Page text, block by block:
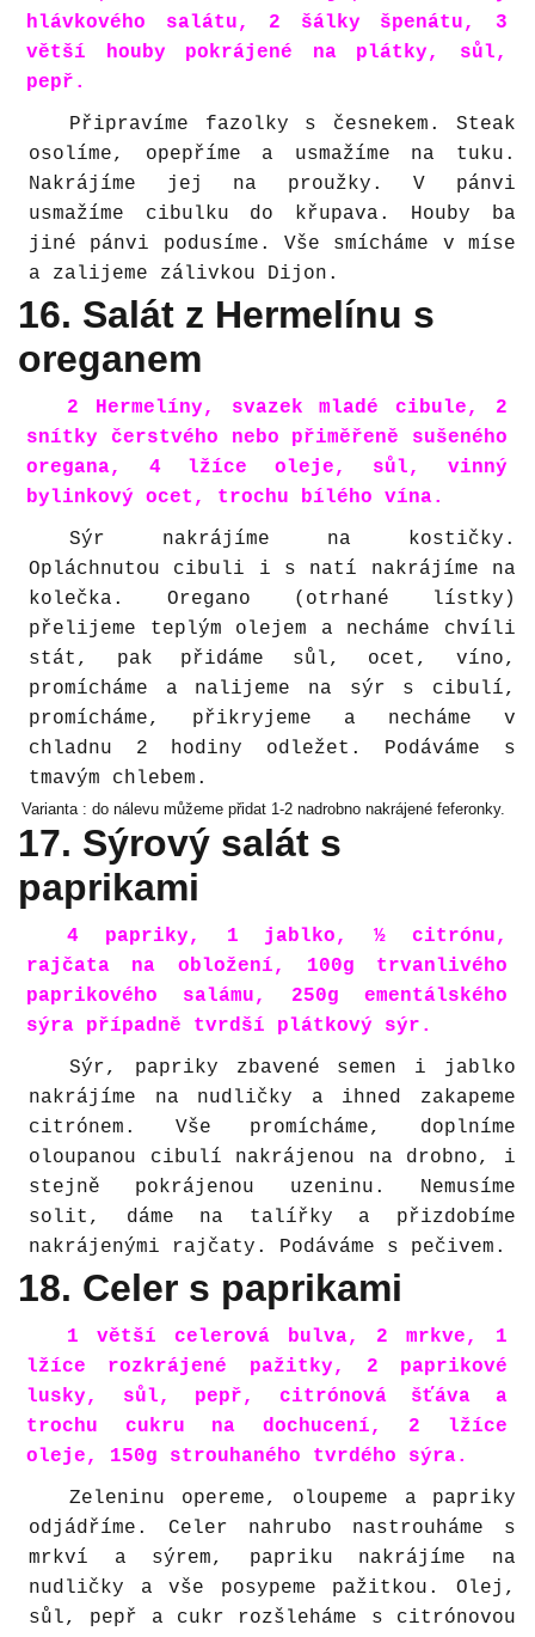
hlávkového salátu, 2 šálky špenátu, 3
větší houby pokrájené na plátky, sůl,
pepř.
Připravíme fazolky s česnekem. Steak
osolíme, opepříme a usmažíme na tuku.
Nakrájíme jej na proužky. V pánvi
usmažíme cibulku do křupava. Houby ba
jiné pánvi podusíme. Vše smícháme v míse
a zalijeme zálivkou Dijon.
16. Salát z Hermelínu s
oreganem
2 Hermelíny, svazek mladé cibule, 2
snítky čerstvého nebo přiměřeně sušeného
oregana, 4 lžíce oleje, sůl, vinný
bylinkový ocet, trochu bílého vína.
Sýr nakrájíme na kostičky.
Opláchnutou cibuli i s natí nakrájíme na
kolečka. Oregano (otrhané lístky)
přelijeme teplým olejem a necháme chvíli
stát, pak přidáme sůl, ocet, víno,
promícháme a nalijeme na sýr s cibulí,
promícháme, přikryjeme a necháme v
chladnu 2 hodiny odležet. Podáváme s
tmavým chlebem.
Varianta : do nálevu můžeme přidat 1-2 nadrobno nakrájené feferonky.
17. Sýrový salát s
paprikami
4 papriky, 1 jablko, ½ citrónu,
rajčata na obložení, 100g trvanlivého
paprikového salámu, 250g ementálského
sýra případně tvrdší plátkový sýr.
Sýr, papriky zbavené semen i jablko
nakrájíme na nudličky a ihned zakapeme
citrónem. Vše promícháme, doplníme
oloupanou cibulí nakrájenou na drobno, i
stejně pokrájenou uzeninu. Nemusíme
solit, dáme na talířky a přizdobíme
nakrájenými rajčaty. Podáváme s pečivem.
18. Celer s paprikami
1 větší celerová bulva, 2 mrkve, 1
lžíce rozkrájené pažitky, 2 paprikové
lusky, sůl, pepř, citrónová šťáva a
trochu cukru na dochucení, 2 lžíce
oleje, 150g strouhaného tvrdého sýra.
Zeleninu opereme, oloupeme a papriky
odjádříme. Celer nahrubo nastrouháme s
mrkví a sýrem, papriku nakrájíme na
nudličky a vše posypeme pažitkou. Olej,
sůl, pepř a cukr rozšleháme s citrónovou